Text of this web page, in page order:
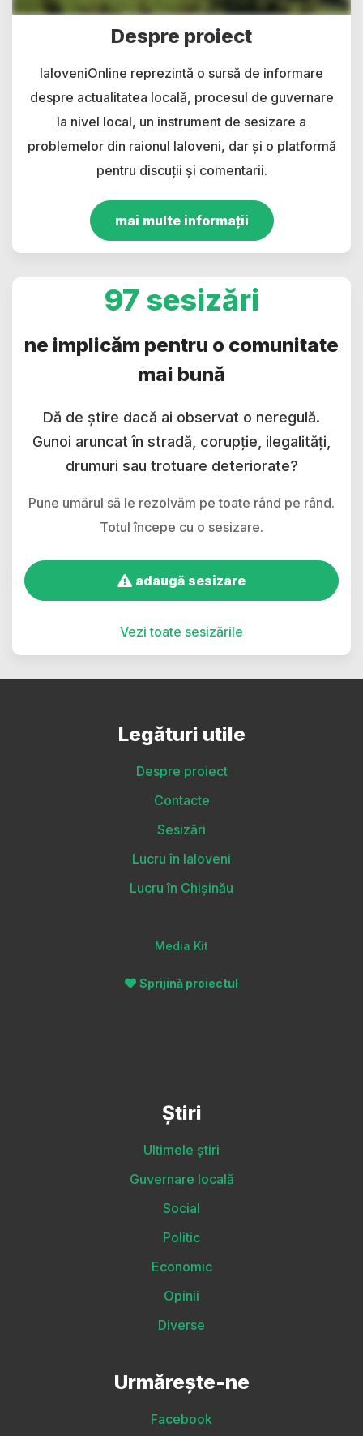
Despre proiect
IaloveniOnline reprezintă o sursă de informare
despre actualitatea locală, procesul de guvernare
la nivel local, un instrument de sesizare a
problemelor din raionul Ialoveni, dar și o platformă
pentru discuții și comentarii.
mai multe informații
97 sesizări
ne implicăm pentru o comunitate
mai bună
Dă de știre dacă ai observat o neregulă.
Gunoi aruncat în stradă, corupție, ilegalități,
drumuri sau trotuare deteriorate?
Pune umărul să le rezolvăm pe toate rând pe rând.
Totul începe cu o sesizare.
adaugă sesizare
Vezi toate sesizările
Legături utile
Despre proiect
Contacte
Sesizări
Lucru în Ialoveni
Lucru în Chișinău
Media Kit
Sprijină proiectul
Știri
Ultimele știri
Guvernare locală
Social
Politic
Economic
Opinii
Diverse
Urmărește-ne
Facebook